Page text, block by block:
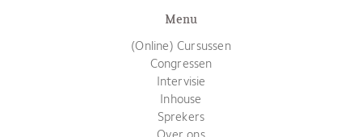
Menu
(Online) Cursussen
Congressen
Intervisie
Inhouse
Sprekers